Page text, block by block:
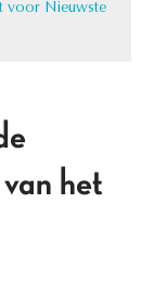
voor Nieuwste
het